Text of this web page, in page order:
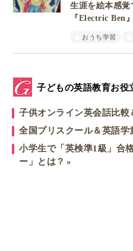
生涯を絵本感
『Electric Ben』
おうち学習
子どもの英語教育お役
子供オンライン英会話比較
全国プリスクール＆英語学
小学生で「英検準1級」合
ー」とは？